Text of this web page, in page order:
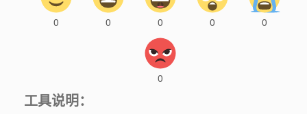
0 0 0 0 0
0
工具说明：